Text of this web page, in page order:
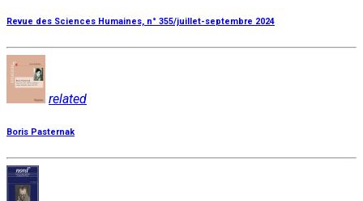
Revue des Sciences Humaines, n° 355/juillet-septembre 2024
related
Boris Pasternak